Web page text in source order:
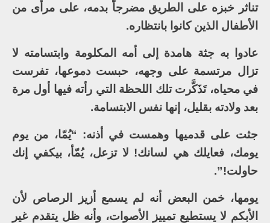
تناثر خبزه على الطريق مضرجاً بدمه، على مرأى من
الأطفال الذين كانوا بانتظاره.
عادوا به جثة هامدة إلى أمه المكلومة وابتسامته لا
تزال مرتسمة على وجهه، حبست دموعها، تفرست
في محياه، تَذَكَّرت تلك اللحظة التي رأته فيها أول مرة
بعد ولادته بقليل، إنها نفس الابتسامة.
جثت على قدميها وهمست في أذنه: “يُمّا، من يوم
يومك، فعايلك هي لسانك! لا تزعل، يُمّأ، بيكفي إنك
حاولت!”.
يومها، خمن البعض أنه لم يسمع أزيز الرصاص لأن
الأبكم لا يستطيع تمييز الأصوات، وأنه ظل يتقدم غير